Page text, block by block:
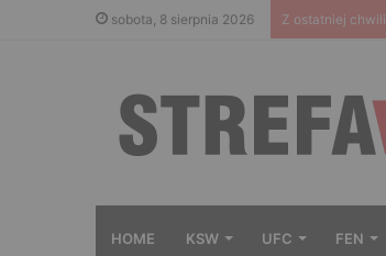
sobota, 8 sierpnia 2026 Z ostatniej chwili
HOME KSW UFC FEN